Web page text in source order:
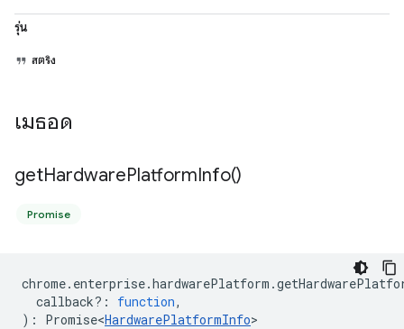
รุ่น
สตริง
เมธอด
getHardwarePlatformInfo()
Promise
chrome. enterprise.hardwarePlatform .
callback? : function,
) : Promise<HardwarePlatformInfo>